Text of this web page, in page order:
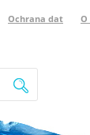
Ochrana dat
Hledat